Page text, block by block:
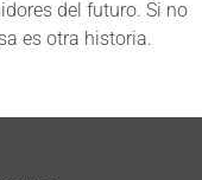
del futuro. Si no
es otra historia.